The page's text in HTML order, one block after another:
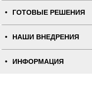
ГОТОВЫЕ РЕШЕНИЯ
НАШИ ВНЕДРЕНИЯ
ИНФОРМАЦИЯ